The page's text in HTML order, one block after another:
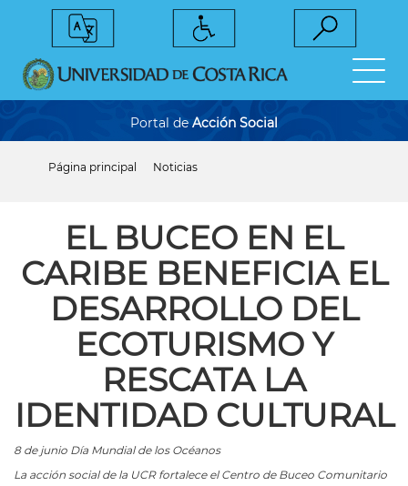
Portal de Acción Social
ayuda
navegación
Página principal Noticias
EL BUCEO EN EL
CARIBE BENEFICIA EL
DESARROLLO DEL
ECOTURISMO Y
RESCATA LA
IDENTIDAD CULTURAL
8 de junio Día Mundial de los Océanos
La acción social de la UCR fortalece el Centro de Buceo Comunitario